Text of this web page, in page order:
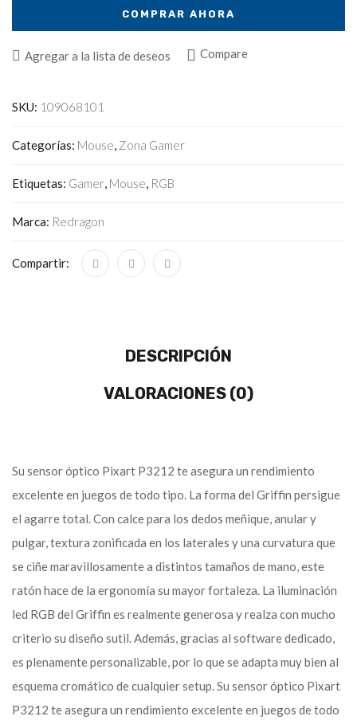
COMPRAR AHORA
Agregar a la lista de deseos Compare
SKU: 109068101
Categorías: Mouse, Zona Gamer
Etiquetas: Gamer, Mouse, RGB
Marca: Redragon
Compartir:
DESCRIPCIÓN
VALORACIONES (0)
Su sensor óptico Pixart P3212 te asegura un rendimiento
excelente en juegos de todo tipo. La forma del Griffin persigue
el agarre total. Con calce para los dedos meñique, anular y
pulgar, textura zonificada en los laterales y una curvatura que
se ciñe maravillosamente a distintos tamaños de mano, este
ratón hace de la ergonomía su mayor fortaleza. La iluminación
led RGB del Griffin es realmente generosa y realza con mucho
criterio su diseño sutil. Además, gracias al software dedicado,
es plenamente personalizable, por lo que se adapta muy bien al
esquema cromático de cualquier setup. Su sensor óptico Pixart
P3212 te asegura un rendimiento excelente en juegos de todo